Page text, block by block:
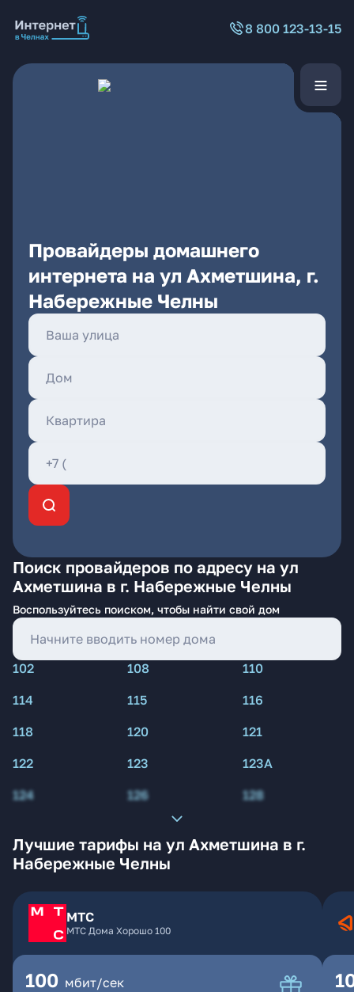
8 800 123-13-15
Провайдеры домашнего
интернета на ул Ахметшина, г.
Набережные Челны
Поиск провайдеров по адресу на ул
Ахметшина в г. Набережные Челны
Воспользуйтесь поиском, чтобы найти свой дом
102 108
110
114
115
116
118
120
121
122
123
123А
124
126 128
Лучшие тарифы на ул Ахметшина в г.
Набережные Челны
МТС
МТС Дома Хорошо 100
100 мбит/сек